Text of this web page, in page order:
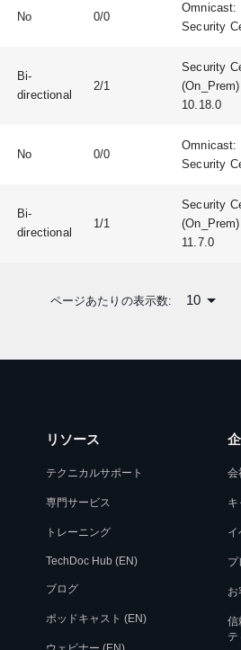
No 0/0
Omnicast:
Security
Bi-
directional
2/1
Security
10.18.0
No 0/0
Omnicast:
Security
Bi-
directional
1/1
Security
11.7.0
ページあたりの表示数: 10
リソース
テクニカルサポート
専門サービス
トレーニング
TechDoc Hub (EN)
ブログ
ポッドキャスト (EN)
会
キ
イ
プ
お
信
テ